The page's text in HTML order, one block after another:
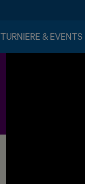
TURNIERE & EVENTS